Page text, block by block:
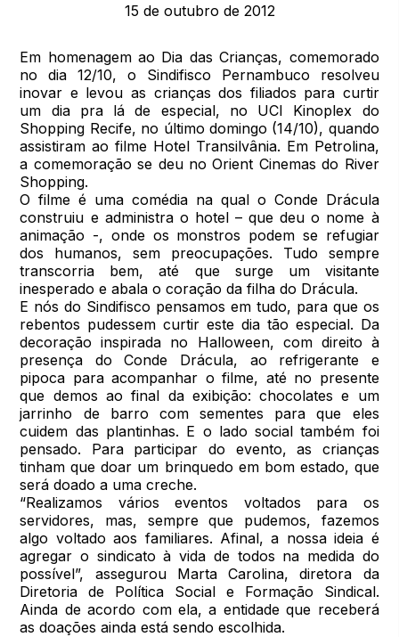
15 de outubro de 2012
Em homenagem ao Dia das Crianças, comemorado
no dia 12/10, o Sindifisco Pernambuco resolveu
inovar e levou as crianças dos filiados para curtir
um dia pra lá de especial, no UCI Kinoplex do
Shopping Recife, no último domingo (14/10), quando
assistiram ao filme Hotel Transilvânia. Em Petrolina,
a comemoração se deu no Orient Cinemas do River
Shopping.
O filme é uma comédia na qual o Conde Drácula
construiu e administra o hotel – que deu o nome à
animação -, onde os monstros podem se refugiar
dos humanos, sem preocupações. Tudo sempre
transcorria bem, até que surge um visitante
inesperado e abala o coração da filha do Drácula.
E nós do Sindifisco pensamos em tudo, para que os
rebentos pudessem curtir este dia tão especial. Da
decoração inspirada no Halloween, com direito à
presença do Conde Drácula, ao refrigerante e
pipoca para acompanhar o filme, até no presente
que demos ao final da exibição: chocolates e um
jarrinho de barro com sementes para que eles
cuidem das plantinhas. E o lado social também foi
pensado. Para participar do evento, as crianças
tinham que doar um brinquedo em bom estado, que
será doado a uma creche.
“Realizamos vários eventos voltados para os
servidores, mas, sempre que pudemos, fazemos
algo voltado aos familiares. Afinal, a nossa ideia é
agregar o sindicato à vida de todos na medida do
possível”, assegurou Marta Carolina, diretora da
Diretoria de Política Social e Formação Sindical.
Ainda de acordo com ela, a entidade que receberá
as doações ainda está sendo escolhida.